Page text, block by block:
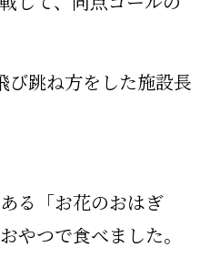
び跳ね方をした施設長
る「お花のおはぎ
やつで食べました。